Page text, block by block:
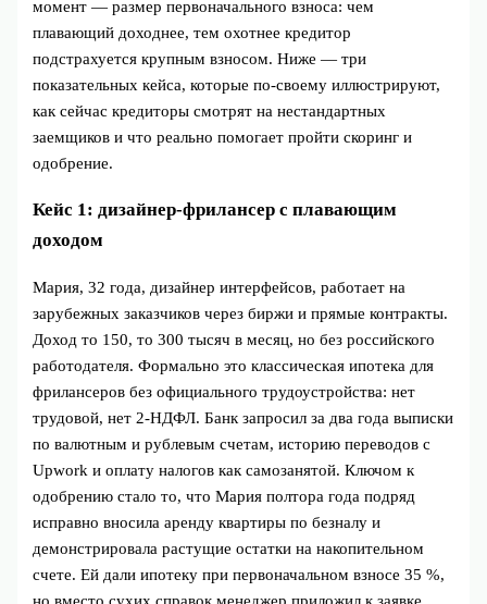
момент — размер первоначального взноса: чем
плавающий доходнее, тем охотнее кредитор
подстрахуется крупным взносом. Ниже — три
показательных кейса, которые по-своему иллюстрируют,
как сейчас кредиторы смотрят на нестандартных
заемщиков и что реально помогает пройти скоринг и
одобрение.
Кейс 1: дизайнер-фрилансер с плавающим
доходом
Мария, 32 года, дизайнер интерфейсов, работает на
зарубежных заказчиков через биржи и прямые контракты.
Доход то 150, то 300 тысяч в месяц, но без российского
работодателя. Формально это классическая ипотека для
фрилансеров без официального трудоустройства: нет
трудовой, нет 2‑НДФЛ. Банк запросил за два года выписки
по валютным и рублевым счетам, историю переводов с
Upwork и оплату налогов как самозанятой. Ключом к
одобрению стало то, что Мария полтора года подряд
исправно вносила аренду квартиры по безналу и
демонстрировала растущие остатки на накопительном
счете. Ей дали ипотеку при первоначальном взносе 35 %,